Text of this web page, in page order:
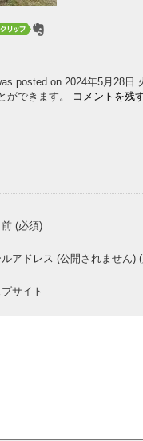
posted on 2024年5月28
ができます。
コメントを残
(必須)
ルアドレス (公開されません)
サイト